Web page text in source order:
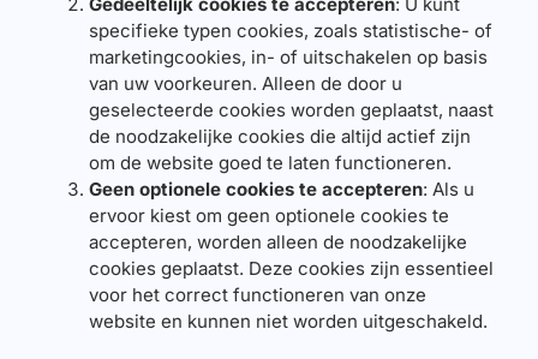
specifieke typen cookies, zoals statistische- of
marketingcookies, in- of uitschakelen op basis
van uw voorkeuren. Alleen de door u
geselecteerde cookies worden geplaatst, naast
de noodzakelijke cookies die altijd actief zijn
om de website goed te laten functioneren.
Geen optionele cookies te accepteren: Als u
ervoor kiest om geen optionele cookies te
accepteren, worden alleen de noodzakelijke
cookies geplaatst. Deze cookies zijn essentieel
voor het correct functioneren van onze
website en kunnen niet worden uitgeschakeld.